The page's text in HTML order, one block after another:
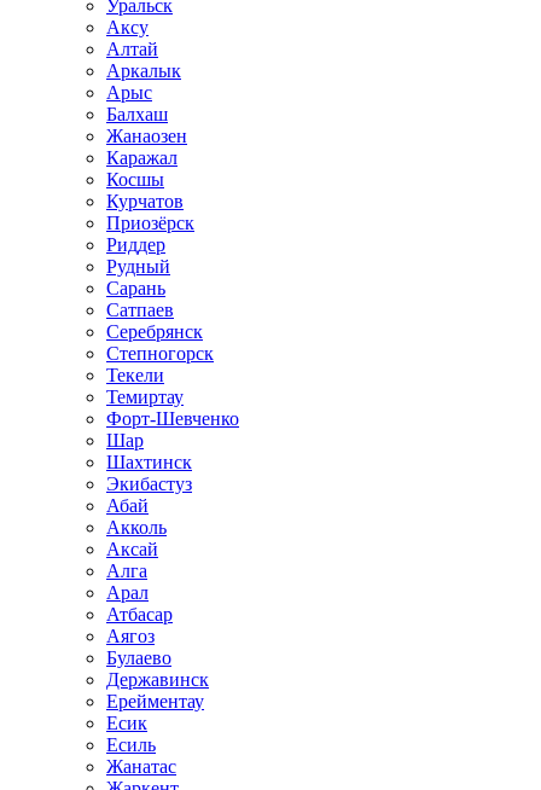
Уральск
Аксу
Алтай
Аркалык
Арыс
Балхаш
Жанаозен
Каражал
Косшы
Курчатов
Приозёрск
Риддер
Рудный
Сарань
Сатпаев
Серебрянск
Степногорск
Текели
Темиртау
Форт-Шевченко
Шар
Шахтинск
Экибастуз
Абай
Акколь
Аксай
Алга
Арал
Атбасар
Аягоз
Булаево
Державинск
Ерейментау
Есик
Есиль
Жанатас